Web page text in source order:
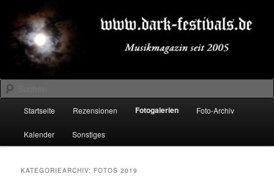
primären
Inhalt
springen
sekundären
Inhalt
springenDARK-FESTIVALS.DE
Suchen
Startseite Rezensionen Fotogalerien Foto-Archiv
Kalender Sonstiges
KATEGORIEARCHIV: FOTOS 2019